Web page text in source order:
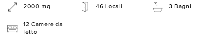
2000 mq 46 Locali 3 Bagni
12 Camere da
letto